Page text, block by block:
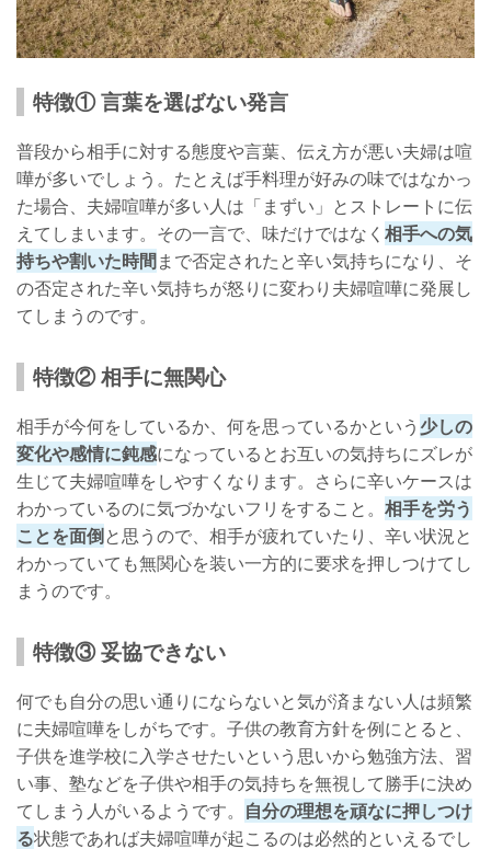
特徴① 言葉を選ばない発言
普段から相手に対する態度や言葉、伝え方が悪い夫婦は喧
嘩が多いでしょう。たとえば手料理が好みの味ではなかっ
た場合、夫婦喧嘩が多い人は「まずい」とストレートに伝
えてしまいます。その一言で、味だけではなく 相手への気
持ちや割いた時間まで否定されたと辛い気持ちになり、そ
の否定された辛い気持ちが怒りに変わり夫婦喧嘩に発展し
てしまうのです。
特徴② 相手に無関心
相手が今何をしているか、何を思っているかという 少しの
変化や感情に鈍感になっているとお互いの気持ちにズレが
生じて夫婦喧嘩をしやすくなります。さらに辛いケースは
わかっているのに気づかないフリをすること。 相手を労う
ことを面倒と思うので、相手が疲れていたり、辛い状況と
わかっていても無関心を装い一方的に要求を押しつけてし
まうのです。
特徴③ 妥協できない
何でも自分の思い通りにならないと気が済まない人は頻繁
に夫婦喧嘩をしがちです。子供の教育方針を例にとると、
子供を進学校に入学させたいという思いから勉強方法、習
い事、塾などを子供や相手の気持ちを無視して勝手に決め
てしまう人がいるようです。 自分の理想を頑なに押しつけ
る状態であれば夫婦喧嘩が起こるのは必然的といえるでし